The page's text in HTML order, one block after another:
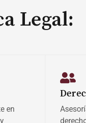
Legal:
en